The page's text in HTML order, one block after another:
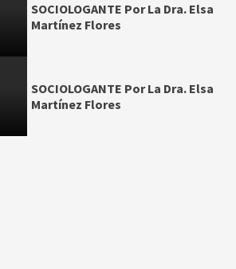
SOCIOLOGANTE Por La Dra. Elsa
Martínez Flores
SOCIOLOGANTE Por La Dra. Elsa
Martínez Flores